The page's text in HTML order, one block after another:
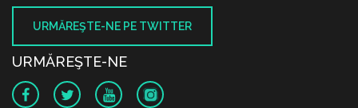
URMĂREŞTE-NE PE TWITTER
URMĂREŞTE-NE